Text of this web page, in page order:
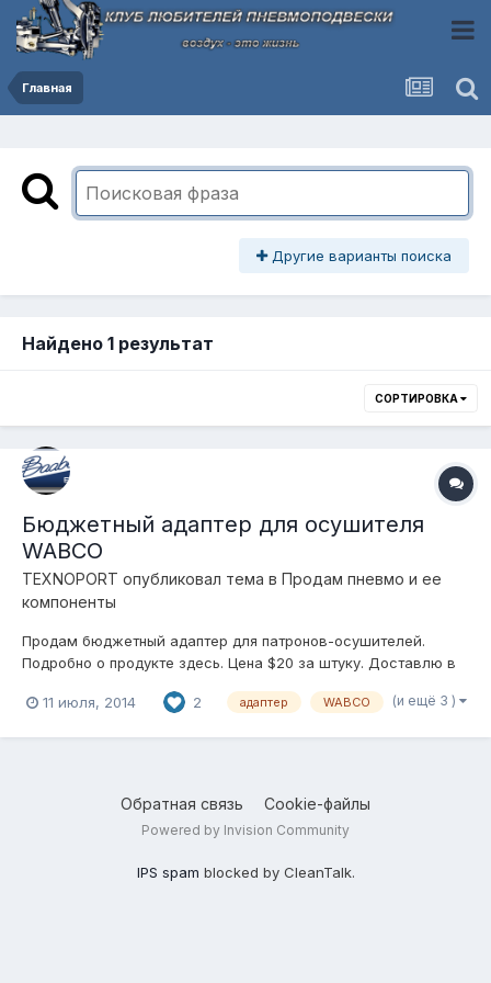
Главная
Другие варианты поиска
Найдено 1 результат
СОРТИРОВКА
Бюджетный адаптер для осушителя
WABCO
TEXNOPORT опубликовал тема в Продам пневмо и ее
компоненты
Продам бюджетный адаптер для патронов-осушителей.
Подробно о продукте здесь. Цена $20 за штуку. Доставлю в
производиться из Таллина или Киева (в зависимости от
11 июля, 2014 2 адаптер WABCO (и ещё 3 )
Обратная связь Cookie-файлы
Powered by Invision Community
IPS spam blocked by CleanTalk.